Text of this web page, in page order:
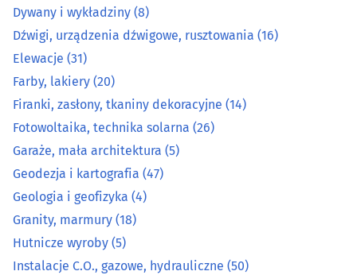
Firanki, zasłony, tkaniny dekoracyjne
Fotowoltaika, technika solarna
Garaże, mała architektura
Geodezja i kartografia(47)
Geologia i geofizyka(4)
Granity, marmury (18)
Hutnicze wyroby (5)
Dywany i wykładziny (8)
Dźwigi, urządzenia dźwigowe, rusztowania (16)
Elewacje (31)
Farby, lakiery (20)
Firanki, zasłony, tkaniny dekoracyjne (14)
Fotowoltaika, technika solarna (26)
Garaże, mała architektura (5)
Geodezja i kartografia (47)
Geologia i geofizyka (4)
Granity, marmury (18)
Hutnicze wyroby (5)
Instalacje C.O., gazowe, hydrauliczne (50)